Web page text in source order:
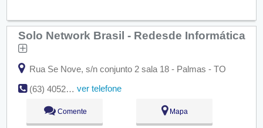
Solo Network Brasil - Redesde Informática
Rua Se Nove, s/n conjunto 2 sala 18 - Palmas - TO
(63) 4052-6971
ver telefone
Comente Mapa